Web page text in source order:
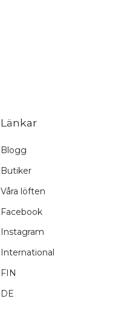
Länkar
Blogg
Butiker
Våra löften
Facebook
Instagram
International
FIN
DE